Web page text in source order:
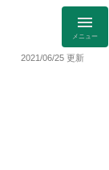
メニュー
2021/06/25 更新